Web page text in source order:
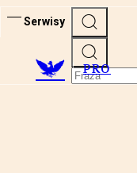
Serwisy
PRO